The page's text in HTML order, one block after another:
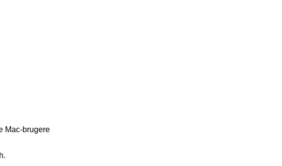
Mac-brugere